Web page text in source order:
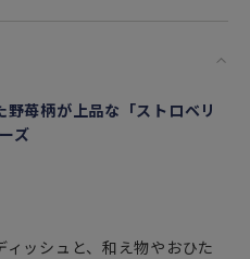
苺柄が上品な「ストロベリ
ズ
ッシュと、和え物やおひた